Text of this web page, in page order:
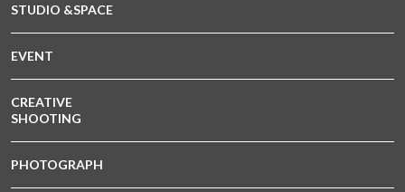
STUDIO &SPACE
EVENT
CREATIVE
SHOOTING
PHOTOGRAPH